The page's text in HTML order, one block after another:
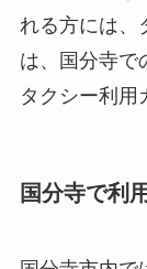
れる方には、
は、国分寺で
タクシー利用
国分寺で利